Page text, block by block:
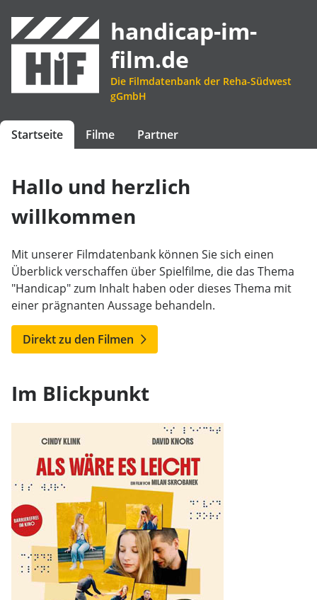
handicap-im-
film.de
Die Filmdatenbank der Reha-Südwest
gGmbH
Startseite Filme Partner
Hallo und herzlich
willkommen
Mit unserer Filmdatenbank können Sie sich einen
Überblick verschaffen über Spielfilme, die das Thema
"Handicap" zum Inhalt haben oder dieses Thema mit
einer prägnanten Aussage behandeln.
Direkt zu den Filmen
Im Blickpunkt